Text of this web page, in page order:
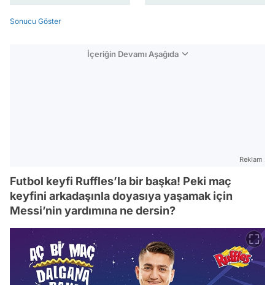
Sonucu Göster
İçeriğin Devamı Aşağıda
Reklam
Futbol keyfi Ruffles’la bir başka! Peki maç
keyfini arkadaşınla doyasıya yaşamak için
Messi’nin yardımına ne dersin?